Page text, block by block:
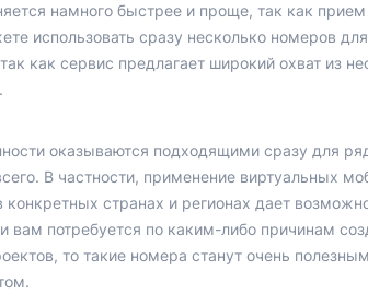
намного быстрее и проще, так как
использовать сразу несколько номеров
как сервис предлагает широкий охват из
оказываются подходящими сразу для
В частности, применение виртуальных
странах и регионах дает
вам потребуется по каким-либо причинам
то такие номера станут очень